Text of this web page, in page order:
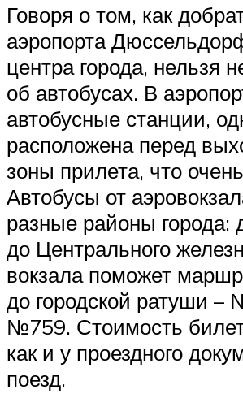
Говоря о том, как
аэропорта
центра города, нельзя
об автобусах. В
автобусные станции,
расположена перед
зоны прилета, что
Автобусы от
разные районы города:
до Центрального
вокзала поможет
до городской ратуши –
№759. Стоимость
как и у проездного
поезд.